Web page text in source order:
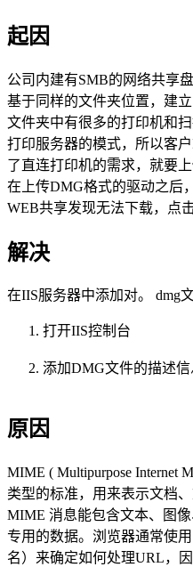
起因
公司内建有SMB的网络共享
基于同样的文件夹位置，建
文件夹中有很多的打印机和
打印服务器的模式，所以客
了直连打印机的需求，就要上
在上传DMG格式的驱动之后
WEB共享发现无法下载，点
解决
在IIS服务器中添加对。 dmg
打开IIS控制台
添加DMG文件的描述信
原因
MIME ( Multipurpose Internet
类型的标准，用来表示文档
MIME 消息能包含文本、图
专用的数据。浏览器通常使
名）来确定如何处理URL，